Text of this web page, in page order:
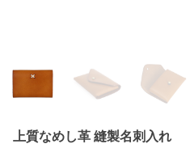
上質なめし革 縫製名刺入れ